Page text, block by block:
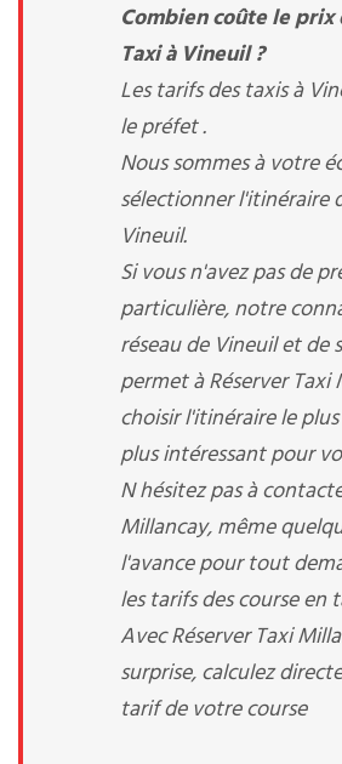
Combien coûte le
Taxi à Vineuil ?
Les tarifs des taxis à
le préfet .
Nous sommes à votre
sélectionner l'itinéraire
Vineuil.
Si vous n'avez pas de
particulière, notre
réseau de Vineuil et de
permet à Réserver Taxi
choisir l'itinéraire le
plus intéressant pour
N hésitez pas à
Millancay, même
l'avance pour tout
les tarifs des course en
Avec Réserver Taxi
surprise, calculez
tarif de votre course